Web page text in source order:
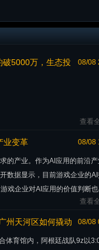
08/08
破5000万，生态投
查看
08/08
业变革
的产业。作为AI应用的前沿
数据显示，目前游戏企业的
戏企业对AI应用的价值判断
查看
08/08
州天河区如何撬动
体育馆内，阿根廷战队9z以